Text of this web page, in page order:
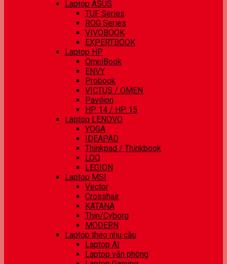
Laptop ASUS
TUF Series
ROG Series
VIVOBOOK
EXPERTBOOK
Laptop HP
OmniBook
ENVY
Probook
VICTUS / OMEN
Pavilion
HP 14 / HP 15
Laptop LENOVO
YOGA
IDEAPAD
Thinkpad / Thinkbook
LOQ
LEGION
Laptop MSI
Vector
Crosshair
KATANA
Thin/Cyborg
MODERN
Laptop theo nhu cầu
Laptop AI
Laptop văn phòng